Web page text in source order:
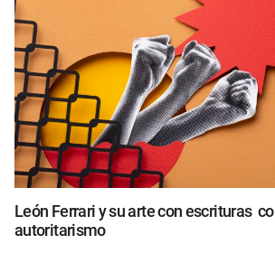
León Ferrari y su arte con escrituras
autoritarismo